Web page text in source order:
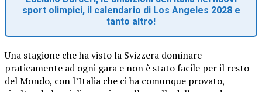
sport olimpici, il calendario di Los Angeles 2028 e
tanto altro!
Una stagione che ha visto la Svizzera dominare
praticamente ad ogni gara e non è stato facile per il resto
del Mondo, con l’Italia che ci ha comunque provato,